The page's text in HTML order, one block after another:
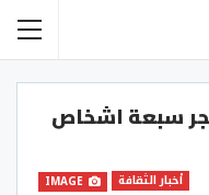
تجر سبعة اشخاص
أخبار الثقافة